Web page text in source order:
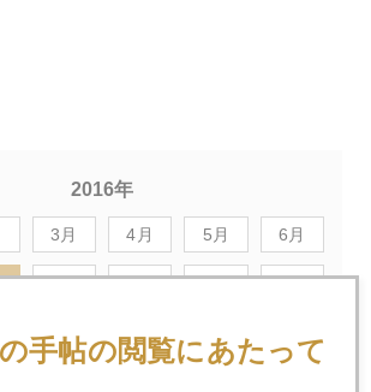
2016年
3月 4月 5月 6月
9月 10月 11月 12月
手帖の閲覧にあたって